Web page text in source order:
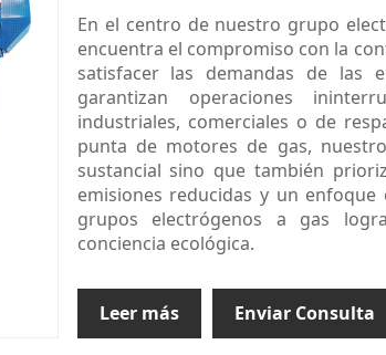
En el centro de nuestro grupo
encuentra el compromiso con la
satisfacer las demandas de las
garantizan operaciones
industriales, comerciales o de
punta de motores de gas,
sustancial sino que también
emisiones reducidas y un
grupos electrógenos a gas
conciencia ecológica.
Leer más Enviar Consulta